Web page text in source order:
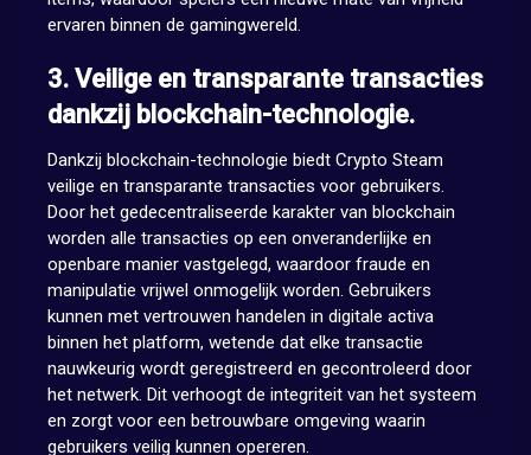
ervaren binnen de gamingwereld.
3. Veilige en transparante transacties
dankzij blockchain-technologie.
Dankzij blockchain-technologie biedt Crypto Steam
veilige en transparante transacties voor gebruikers.
Door het gedecentraliseerde karakter van blockchain
worden alle transacties op een onveranderlijke en
openbare manier vastgelegd, waardoor fraude en
manipulatie vrijwel onmogelijk worden. Gebruikers
kunnen met vertrouwen handelen in digitale activa
binnen het platform, wetende dat elke transactie
nauwkeurig wordt geregistreerd en gecontroleerd door
het netwerk. Dit verhoogt de integriteit van het systeem
en zorgt voor een betrouwbare omgeving waarin
gebruikers veilig kunnen opereren.